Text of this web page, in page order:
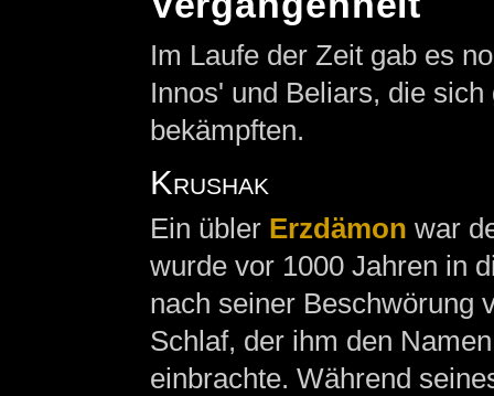
Im Laufe der Zeit gab es
Innos' und Beliars, die sich
bekämpften.
Krushak
Ein übler Erzdämon war
wurde vor 1000 Jahren in
nach seiner Beschwörung
Schlaf, der ihm den
einbrachte. Während